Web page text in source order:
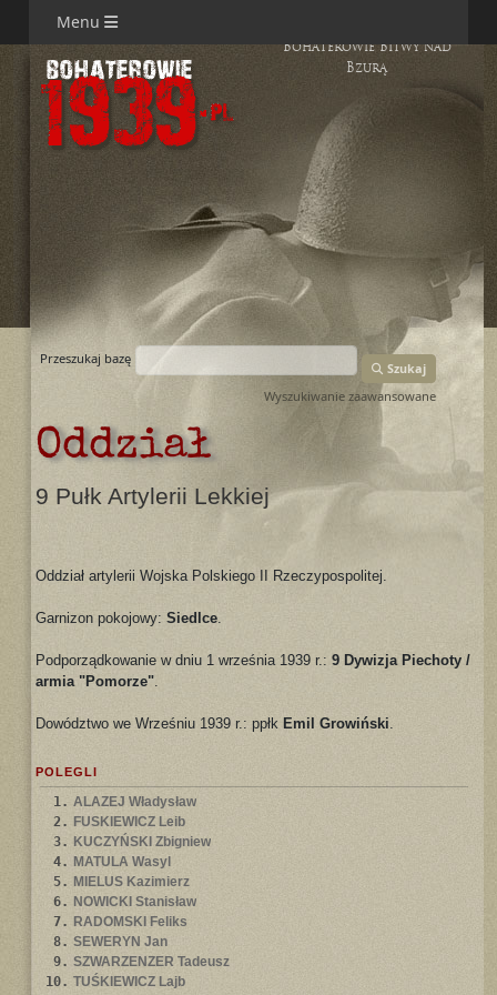
Menu
Bohaterowie Bitwy nad
Bzurą
Przeszukaj bazę
Szukaj
Wyszukiwanie zaawansowane
Oddział
9 Pułk Artylerii Lekkiej
Oddział artylerii Wojska Polskiego II Rzeczypospolitej.
Garnizon pokojowy: Siedlce.
Podporządkowanie w dniu 1 września 1939 r.: 9 Dywizja Piechoty /
armia "Pomorze".
Dowództwo we Wrześniu 1939 r.: ppłk Emil Growiński.
POLEGLI
1. ALAZEJ Władysław
2. FUSKIEWICZ Leib
3. KUCZYŃSKI Zbigniew
4. MATULA Wasyl
5. MIELUS Kazimierz
6. NOWICKI Stanisław
7. RADOMSKI Feliks
8. SEWERYN Jan
9. SZWARZENZER Tadeusz
10. TUŚKIEWICZ Lajb